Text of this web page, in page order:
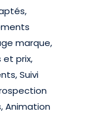
marque,
et prix,
Suivi
Animation